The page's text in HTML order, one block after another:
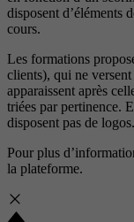
disposent d’éléments
cours.
Les formations
clients), qui ne
apparaissent après
triées par pertinence.
disposent pas de logos.
Pour plus
la plateforme.